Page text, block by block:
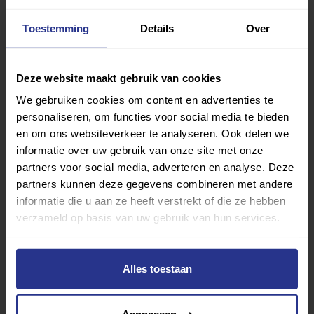
Toestemming Details Over
Deze website maakt gebruik van cookies
We gebruiken cookies om content en advertenties te
personaliseren, om functies voor social media te bieden
en om ons websiteverkeer te analyseren. Ook delen we
informatie over uw gebruik van onze site met onze
partners voor social media, adverteren en analyse. Deze
partners kunnen deze gegevens combineren met andere
informatie die u aan ze heeft verstrekt of die ze hebben
verzameld op basis van uw gebruik van hun services.
Alles toestaan
niet bestaat, maar wie volhoudt lukt het er sowieso een
te vinden. Het kunnen je tenen zijn, je gezicht, het
Ga in een prettige houding zitten of liggen, adem diep in
en weer uit. Sluit je ogen. Probeer al je focus naar dat
pijn-vrije deel in je lijf te brengen en laat dát het
overheersende gevoel zijn. Al is het maar voor een paar
seconden. Ervaar dat er, naast die ellendige pijnlijke
sensaties, ook minder pijnlijke of zelfs pijn-vrije te vinden
zijn. Er is tenminste een plek in je lijf dat pijn-vrij is en met
afbreken.